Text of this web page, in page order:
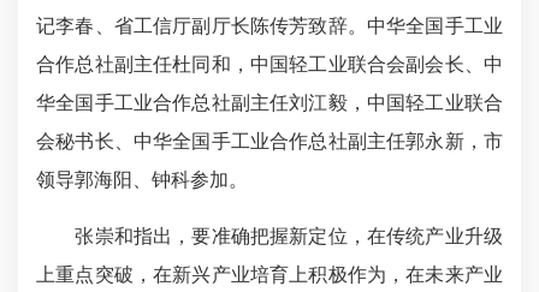
记李春、省工信厅副厅长陈传芳致辞。中华全国手工业
合作总社副主任杜同和，中国轻工业联合会副会长、中
华全国手工业合作总社副主任刘江毅，中国轻工业联合
会秘书长、中华全国手工业合作总社副主任郭永新，市
领导郭海阳、钟科参加。
张崇和指出，要准确把握新定位，在传统产业升级
上重点突破，在新兴产业培育上积极作为，在未来产业